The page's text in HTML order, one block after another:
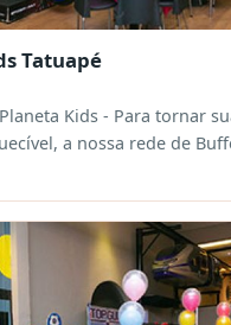
Tatuapé
Kids - Para tornar
a nossa rede de